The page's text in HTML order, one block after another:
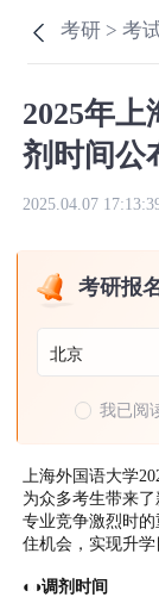
考研 >考
2025年
剂时间公
2025.04.07
考研报
北京
我已阅
上海外国语大学
为众多考生带来
专业竞争激烈时
住机会，实现升学
◐◑调剂时间